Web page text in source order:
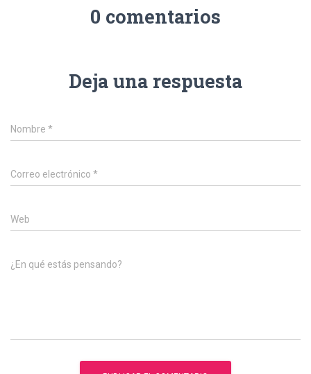
0 comentarios
Deja una respuesta
Nombre *
Correo electrónico *
Web
¿En qué estás pensando?